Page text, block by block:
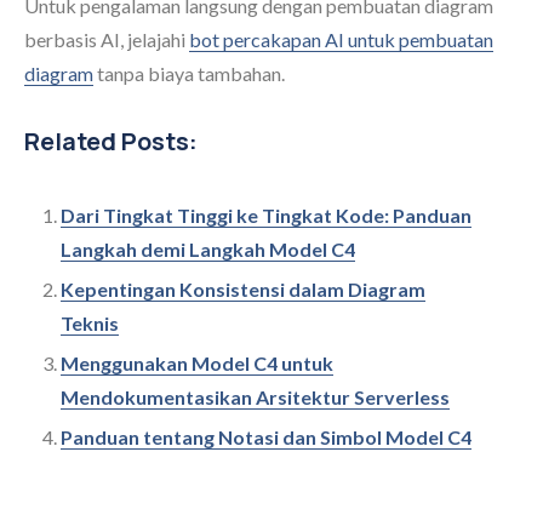
Untuk pengalaman langsung dengan pembuatan diagram
berbasis AI, jelajahi bot percakapan AI untuk pembuatan
diagramtanpa biaya tambahan.
Related Posts:
Dari Tingkat Tinggi ke Tingkat Kode: Panduan
Langkah demi Langkah Model C4
Kepentingan Konsistensi dalam Diagram
Teknis
Menggunakan Model C4 untuk
Mendokumentasikan Arsitektur Serverless
Panduan tentang Notasi dan Simbol Model C4